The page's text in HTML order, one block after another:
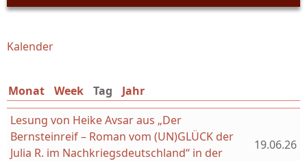
Sie sind hier
Kalender
Monat Week Tag (aktiver Reiter)
Jahr
Lesung von Heike Avsar aus „Der
Bernsteinreif – Roman vom (UN)GLÜCK der
Julia R. im Nachkriegsdeutschland“ in der
19.06.26